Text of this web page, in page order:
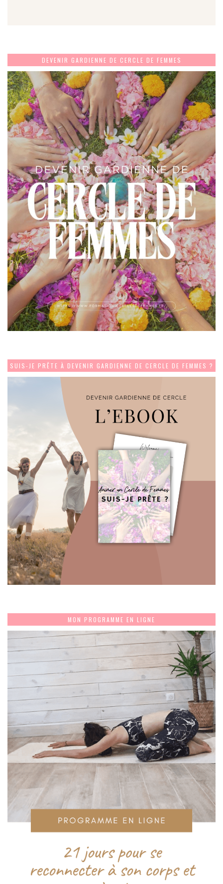
DEVENIR GARDIENNE DE CERCLE DE FEMMES
SUIS-JE PRÊTE À DEVENIR GARDIENNE DE CERCLE DE FEMMES ?
MON PROGRAMME EN LIGNE